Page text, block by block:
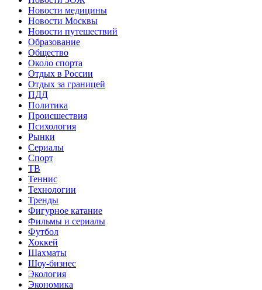
Новости медицины
Новости Москвы
Новости путешествий
Образование
Общество
Около спорта
Отдых в России
Отдых за границей
ПДД
Политика
Происшествия
Психология
Рынки
Сериалы
Спорт
ТВ
Теннис
Технологии
Тренды
Фигурное катание
Фильмы и сериалы
Футбол
Хоккей
Шахматы
Шоу-бизнес
Экология
Экономика